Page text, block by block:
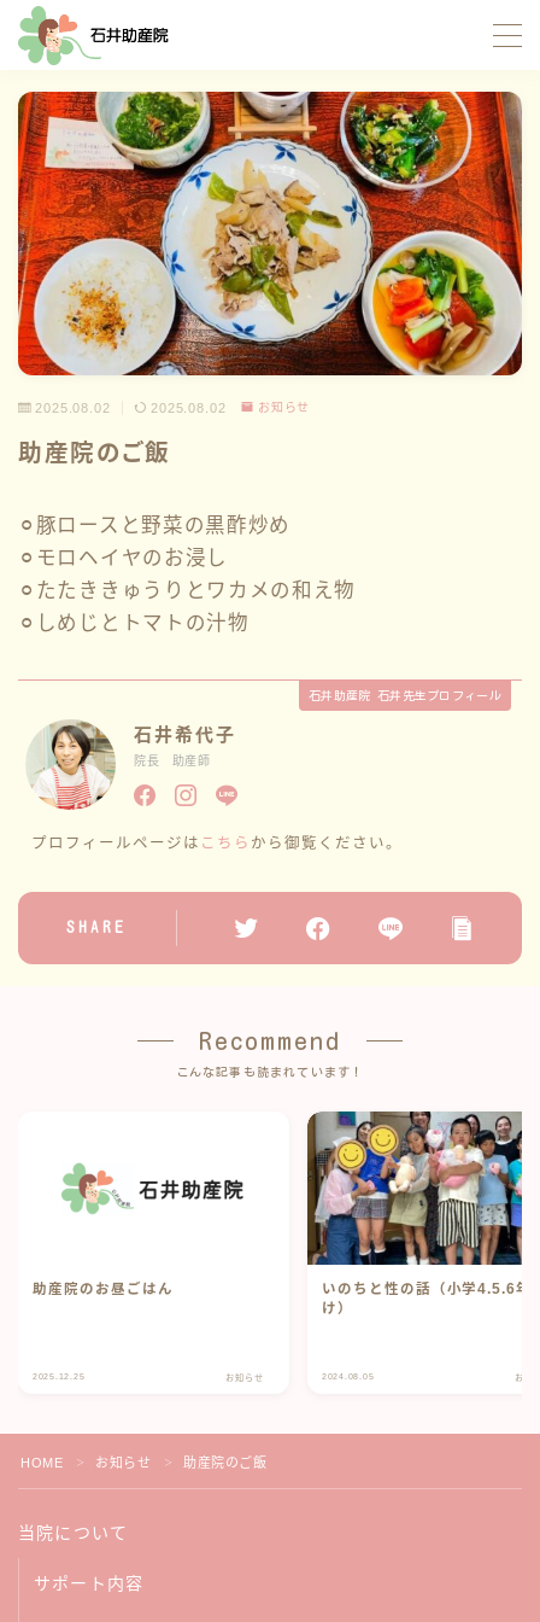
MENU
TOP
当院について
サポート内容
お産サポート
お母さんたちの応援団
性教育
サークル
ブログ一覧
2025.08.02 2025.08.02 お知らせ
助産院のご飯
⚪︎豚ロースと野菜の黒酢炒め
⚪︎モロヘイヤのお浸し
⚪︎たたききゅうりとワカメの和え物
⚪︎しめじとトマトの汁物
石井助産院 石井先生プロフィール
石井希代子
院長 助産師
プロフィールページは こちら から御覧ください。
SHARE
Recommend
こんな記事も読まれています！
助産院のお昼ごはん
2025.12.25 お知らせ
いのちと性の話（小学4.5.6年
け）
2024.08.05 お知
HOME ＞ お知らせ ＞ 助産院のご飯
当院について
サポート内容